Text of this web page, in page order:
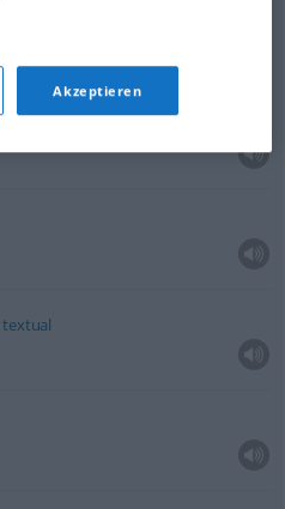
textual
Akzeptieren